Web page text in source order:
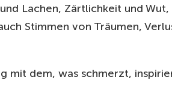
Lachen, Zärtlichkeit und
Stimmen von Träumen,
mit dem, was schmerzt,